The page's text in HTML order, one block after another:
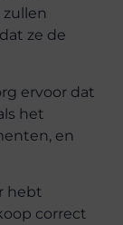
ze de
ervoor dat
het
en
hebt
correct